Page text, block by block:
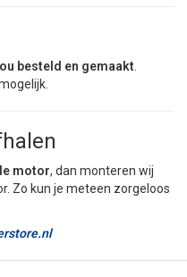
besteld en gemaakt
motor, dan monteren wij
Zo kun je meteen zorgeloos